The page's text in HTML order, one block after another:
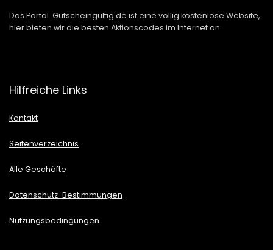
Das Portal Gutscheingultig.de ist eine völlig kostenlose Website,
hier bieten wir die besten Aktionscodes im Internet an.
Hilfreiche Links
Kontakt
Seitenverzeichnis
Alle Geschäfte
Datenschutz-Bestimmungen
Nutzungsbedingungen